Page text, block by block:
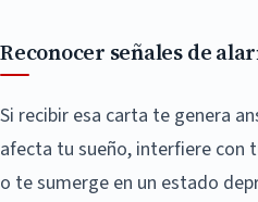
Reconocer señales de
Si recibir esa carta te genera
afecta tu sueño, interfiere con
o te sumerge en un estado